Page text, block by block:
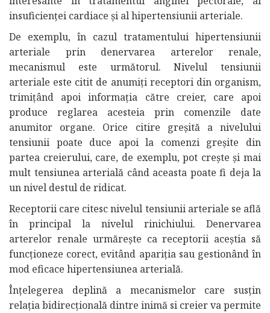
insuficienței cardiace și al hipertensiunii arteriale.
De exemplu, în cazul tratamentului hipertensiunii
arteriale prin denervarea arterelor renale,
mecanismul este următorul. Nivelul tensiunii
arteriale este citit de anumiți receptori din organism,
trimițând apoi informația către creier, care apoi
produce reglarea acesteia prin comenzile date
anumitor organe. Orice citire greșită a nivelului
tensiunii poate duce apoi la comenzi greșite din
partea creierului, care, de exemplu, pot crește și mai
mult tensiunea arterială când aceasta poate fi deja la
un nivel destul de ridicat.
Receptorii care citesc nivelul tensiunii arteriale se află
în principal la nivelul rinichiului. Denervarea
arterelor renale urmărește ca receptorii aceștia să
funcționeze corect, evitând apariția sau gestionând în
mod eficace hipertensiunea arterială.
Înțelegerea deplină a mecanismelor care susțin
relația bidirecțională dintre inimă si creier va permite